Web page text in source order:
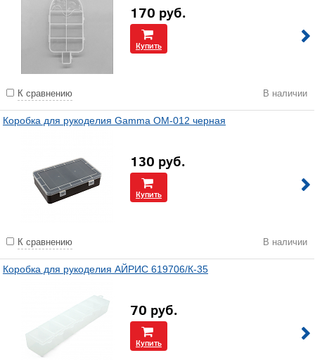
170 руб.
Купить
К сравнению В наличии
Коробка для рукоделия Gamma OM-012 черная
130 руб.
Купить
К сравнению В наличии
Коробка для рукоделия АЙРИС 619706/К-35
70 руб.
Купить